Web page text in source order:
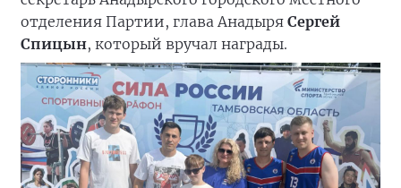
отделения Партии, глава Анадыря Сергей
Спицын, который вручал награды.